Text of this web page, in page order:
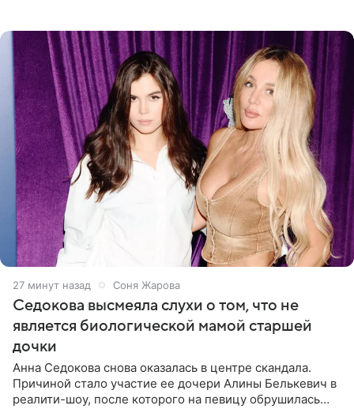
27 минут назад Соня Жарова
Седокова высмеяла слухи о том, что не
является биологической мамой старшей
дочки
Анна Седокова снова оказалась в центре скандала.
Причиной стало участие ее дочери Алины Белькевич в
реалити-шоу, после которого на певицу обрушилась